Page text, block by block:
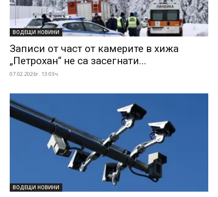
ВОДЕЩИ НОВИНИ
Записи от част от камерите в хижа
„Петрохан“ не са засегнати...
07.02.2026г. 13:03ч.
ВОДЕЩИ НОВИНИ